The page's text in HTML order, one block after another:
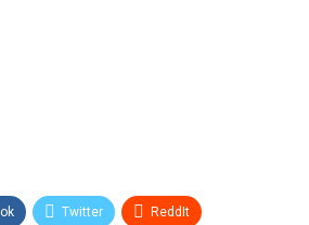
Twitter ReddIt